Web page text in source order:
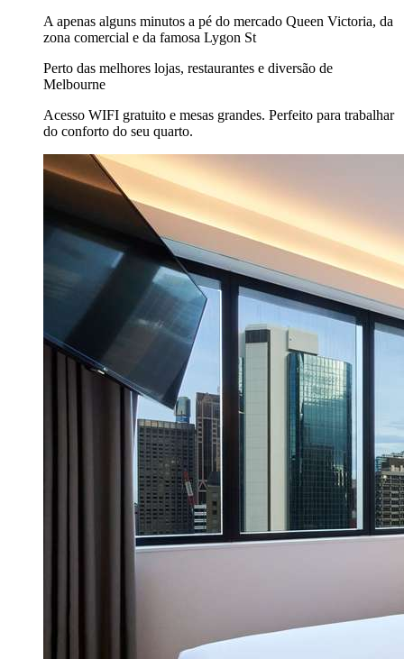
A apenas alguns minutos a pé do mercado Queen Victoria, da
zona comercial e da famosa Lygon St
Perto das melhores lojas, restaurantes e diversão de
Melbourne
Acesso WIFI gratuito e mesas grandes. Perfeito para trabalhar
do conforto do seu quarto.